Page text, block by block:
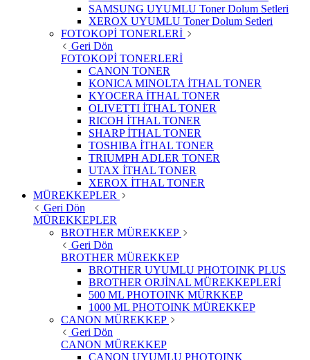
SAMSUNG UYUMLU Toner Dolum Setleri
XEROX UYUMLU Toner Dolum Setleri
FOTOKOPİ TONERLERİ
Geri Dön
FOTOKOPİ TONERLERİ
CANON TONER
KONICA MINOLTA İTHAL TONER
KYOCERA İTHAL TONER
OLIVETTI İTHAL TONER
RICOH İTHAL TONER
SHARP İTHAL TONER
TOSHIBA İTHAL TONER
TRIUMPH ADLER TONER
UTAX İTHAL TONER
XEROX İTHAL TONER
MÜREKKEPLER
Geri Dön
MÜREKKEPLER
BROTHER MÜREKKEP
Geri Dön
BROTHER MÜREKKEP
BROTHER UYUMLU PHOTOINK PLUS
BROTHER ORJİNAL MÜREKKEPLERİ
500 ML PHOTOINK MÜRKKEP
1000 ML PHOTOINK MÜREKKEP
CANON MÜREKKEP
Geri Dön
CANON MÜREKKEP
CANON UYUMLU PHOTOINK